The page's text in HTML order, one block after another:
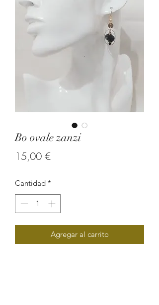
Bo ovale zanzi
15,00 €Precio
Cantidad *
Agregar al carrito